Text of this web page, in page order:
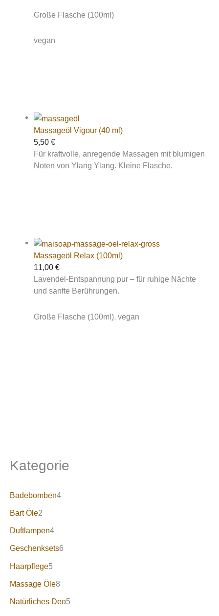
Kategorie
Badebomben4
Bart Öle2
Duftlampen4
Geschenksets6
Haarpflege5
Massage Öle8
Natürliches Deo5
Große Flasche (100ml)
vegan
Massageöl Vigour (40 ml)
5,50€
Für kraftvolle, anregende Massagen mit blumigen
Noten von Ylang Ylang. Kleine Flasche.
Massageöl Relax (100ml)
11,00€
Lavendel-Entspannung pur – für ruhige Nächte
und sanfte Berührungen.
Große Flasche (100ml), vegan